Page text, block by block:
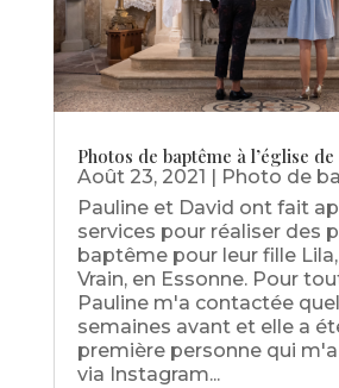
Photos de baptême à l’église
Août 23, 2021
Photo de
Pauline et David ont fait
services pour réaliser des
baptême pour leur fille
Vrain, en Essonne. Pour
Pauline m'a contactée
semaines avant et elle a
première personne qui
via Instagram...